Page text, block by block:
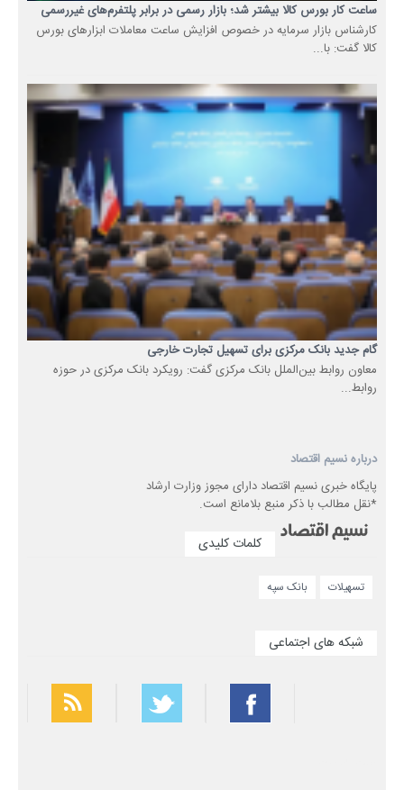
ساعت کار بورس کالا بیشتر شد؛ بازار رسمی در برابر پلتفرم‌های غیررسمی
کارشناس بازار سرمایه در خصوص افزایش ساعت معاملات ابزارهای بورس
کالا گفت: با...
گام جدید بانک مرکزی برای تسهیل تجارت خارجی
معاون روابط بین‌الملل بانک مرکزی گفت: رویکرد بانک مرکزی در حوزه
روابط...
درباره نسیم اقتصاد
پایگاه خبری نسیم اقتصاد دارای مجوز وزارت ارشاد
*نقل مطالب با ذکر منبع بلامانع است.
کلمات کلیدی
تسهیلات بانک سپه
شبکه های اجتماعی